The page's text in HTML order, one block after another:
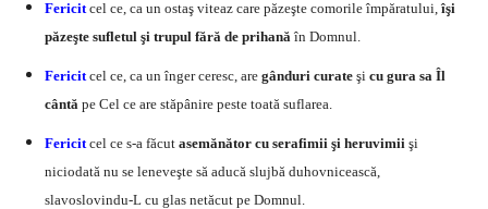
Fericit cel ce, ca un ostaş viteaz care păzeşte comorile împăratului, îşi
păzeşte sufletul şi trupul fără de prihană în Domnul.
Fericit cel ce, ca un înger ceresc, are gânduri curate şi cu gura sa Îl
cântă pe Cel ce are stăpânire peste toată suflarea.
Fericit cel ce s-a făcut asemănător cu serafimii şi heruvimii şi
niciodată nu se leneveşte să aducă slujbă duhovnicească,
slavoslovindu-L cu glas netăcut pe Domnul.